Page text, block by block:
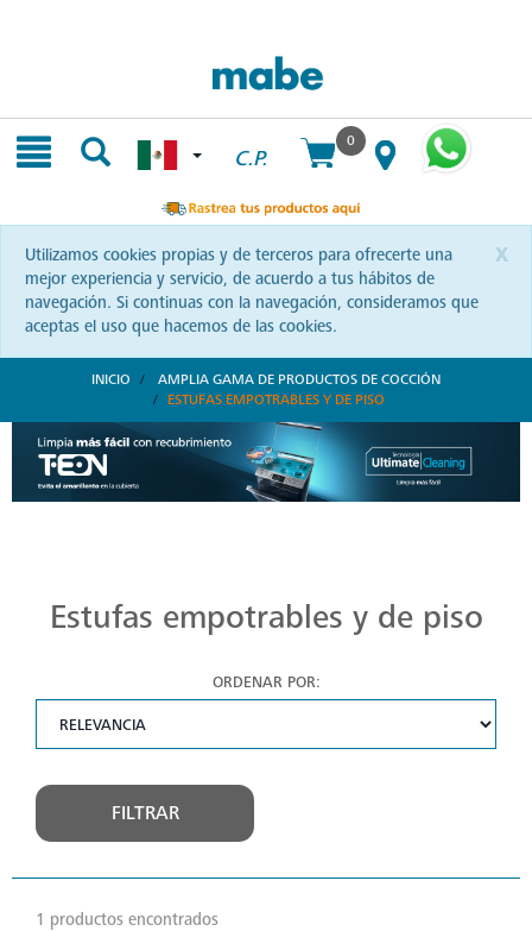
C.P.
0
x
Utilizamos cookies propias y de terceros para ofrecerte una
mejor experiencia y servicio, de acuerdo a tus hábitos de
navegación. Si continuas con la navegación, consideramos que
aceptas el uso que hacemos de las cookies.
INICIO
AMPLIA GAMA DE PRODUCTOS DE COCCIÓN
ESTUFAS EMPOTRABLES Y DE PISO
Estufas empotrables y de piso
ORDENAR POR:
FILTRAR
1 productos encontrados